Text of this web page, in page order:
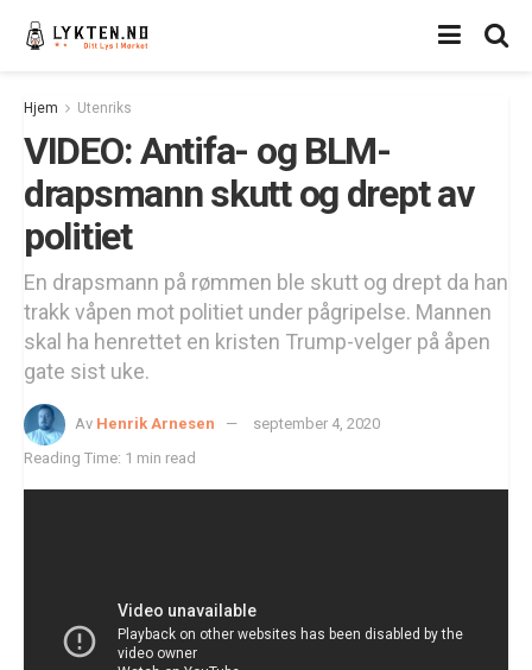
Hjem Utenriks
VIDEO: Antifa- og BLM-
drapsmann skutt og drept av
politiet
En drapsmann på rømmen ble skutt og drept da han
trakk våpen mot politiet under pågripelse. Mannen
skal ha henrettet en kristen Trump-velger på åpen
gate sist uke.
Av Henrik Arnesen
september 4, 2020
Reading Time: 1 min read